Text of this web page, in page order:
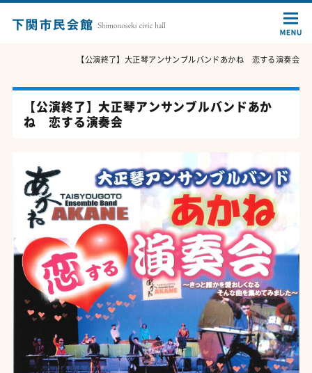
【公演終了】大正琴アンサンブルバンドあかね 恋する演奏会
【公演終了】大正琴アンサンブルバンドあか
ね 恋する演奏会